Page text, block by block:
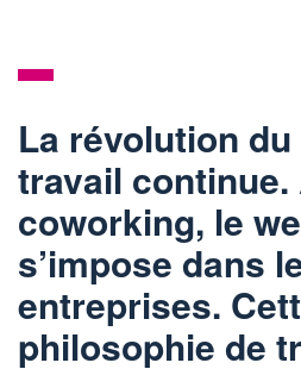
La révolution
travail continue.
coworking, le
s’impose dans
entreprises.
philosophie de